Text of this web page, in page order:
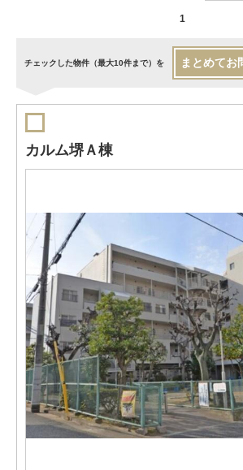
1
チェックした物件（最大10件まで）を まとめてお
カルム堺Ａ棟